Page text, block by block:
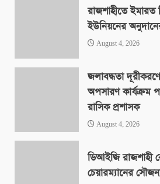
রাজশাহীতে ইমারত
ইউনিয়নের
August 4, 2026
জলাবদ্ধতা
অপসারণ কার্যক্রম
রাসিক প্রশাসক
August 4, 2026
ডিআইজি রাজশাহী
চেয়ারম্যানের